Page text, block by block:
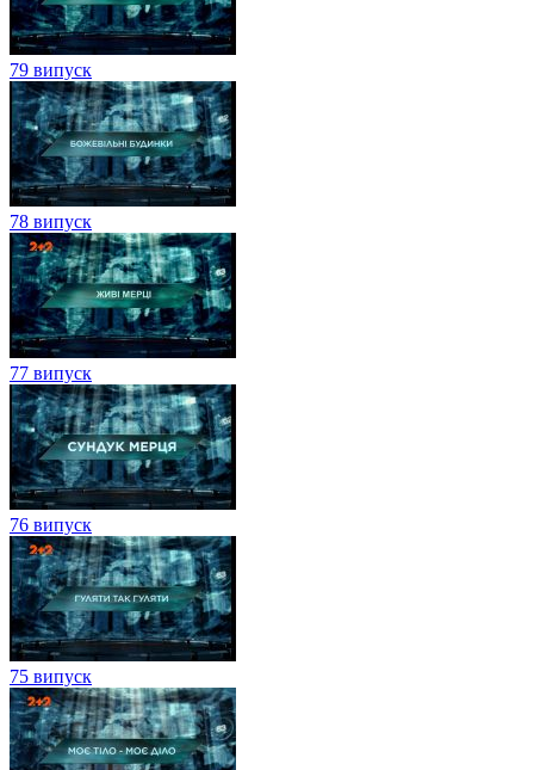
79 випуск
78 випуск
77 випуск
76 випуск
75 випуск